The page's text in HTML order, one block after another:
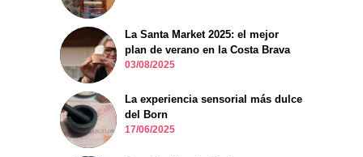
La Santa Market 2025: el mejor
plan de verano en la Costa Brava
03/08/2025
La experiencia sensorial más dulce
del Born
17/06/2025